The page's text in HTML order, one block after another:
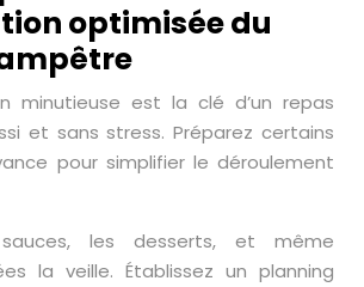
optimisée du
minutieuse est la clé d’un repas
et sans stress. Préparez certains
pour simplifier le déroulement
les desserts, et même
la veille. Établissez un planning